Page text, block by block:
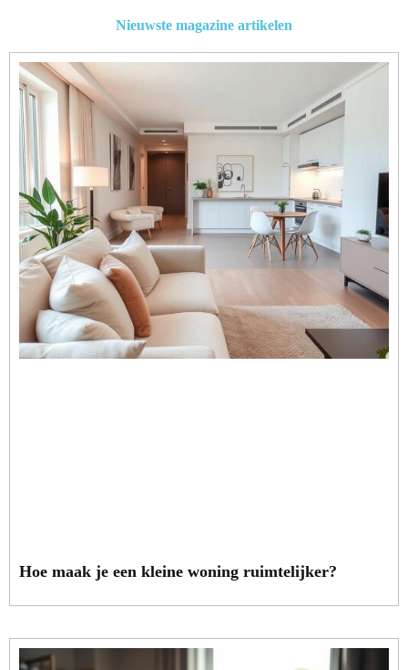
Nieuwste magazine artikelen
Hoe maak je een kleine woning ruimtelijker?